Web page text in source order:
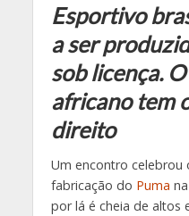
Esportivo
a ser
sob licença.
africano tem
direito
Um encontro celebrou
fabricação do Puma
por lá é cheia de altos